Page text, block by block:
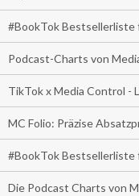
#BookTok Bestsellerliste
Podcast-Charts von
TikTok x Media Control -
MC Folio: Präzise
#BookTok Bestsellerliste
Die Podcast Charts von